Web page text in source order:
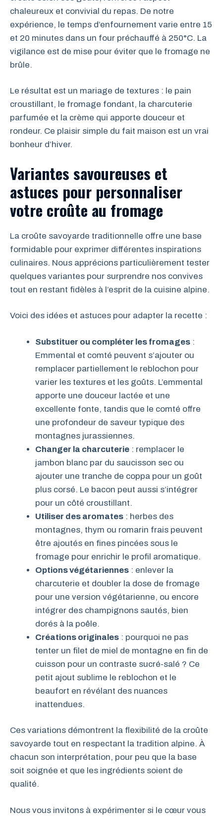
chaleureux et convivial du repas. De notre
expérience, le temps d’enfournement varie entre 15
et 20 minutes dans un four préchauffé à 250°C. La
vigilance est de mise pour éviter que le fromage ne
brûle.
Le résultat est un mariage de textures : le pain
croustillant, le fromage fondant, la charcuterie
parfumée et la crème qui apporte douceur et
rondeur. Ce plaisir simple du fait maison est un vrai
bonheur d’hiver.
Variantes savoureuses et
astuces pour personnaliser
votre croûte au fromage
La croûte savoyarde traditionnelle offre une base
formidable pour exprimer différentes inspirations
culinaires. Nous apprécions particulièrement tester
quelques variantes pour surprendre nos convives
tout en restant fidèles à l’esprit de la cuisine alpine.
Voici des idées et astuces pour adapter la recette :
Substituer ou compléter les fromages :
Emmental et comté peuvent s’ajouter ou
remplacer partiellement le reblochon pour
varier les textures et les goûts. L’emmental
apporte une douceur lactée et une
excellente fonte, tandis que le comté offre
une profondeur de saveur typique des
montagnes jurassiennes.
Changer la charcuterie : remplacer le
jambon blanc par du saucisson sec ou
ajouter une tranche de coppa pour un goût
plus corsé. Le bacon peut aussi s’intégrer
pour un côté croustillant.
Utiliser des aromates : herbes des
montagnes, thym ou romarin frais peuvent
être ajoutés en fines pincées sous le
fromage pour enrichir le profil aromatique.
Options végétariennes : enlever la
charcuterie et doubler la dose de fromage
pour une version végétarienne, ou encore
intégrer des champignons sautés, bien
dorés à la poêle.
Créations originales : pourquoi ne pas
tenter un filet de miel de montagne en fin de
cuisson pour un contraste sucré-salé ? Ce
petit ajout sublime le reblochon et le
beaufort en révélant des nuances
inattendues.
Ces variations démontrent la flexibilité de la croûte
savoyarde tout en respectant la tradition alpine. À
chacun son interprétation, pour peu que la base
soit soignée et que les ingrédients soient de
qualité.
Nous vous invitons à expérimenter si le cœur vous